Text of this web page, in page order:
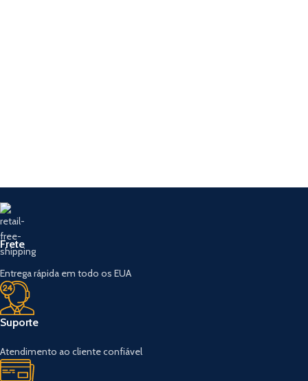
Frete
Entrega rápida em todo os EUA
Suporte
Atendimento ao cliente confiável